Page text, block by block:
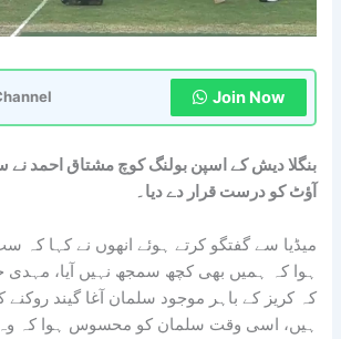
Join Now
بنگلا دیش کے اسپن بولنگ کوچ مشتاق احمد نے
آؤٹ کو درست قرار دے دیا۔
میڈیا سے گفتگو کرتے ہوئے انھوں نے کہا کہ
ہوا کہ ہمیں بھی کچھ سمجھ نہیں آیا، مہدی
کہ کریز کے باہر موجود سلمان آغا گیند
ہیں، اسی وقت سلمان کو محسوس ہوا کہ وہ